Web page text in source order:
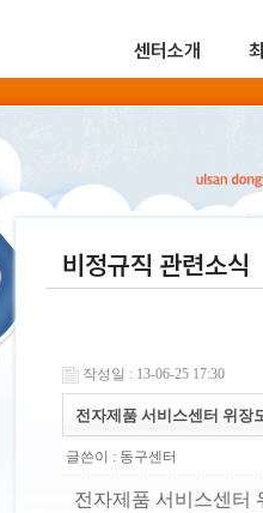
센터소개
비정규직 관련소식
작성일 : 13-06-25 17:30
전자제품 서비스센터 위
글쓴이 : 동구센터
전자제품 서비스센터